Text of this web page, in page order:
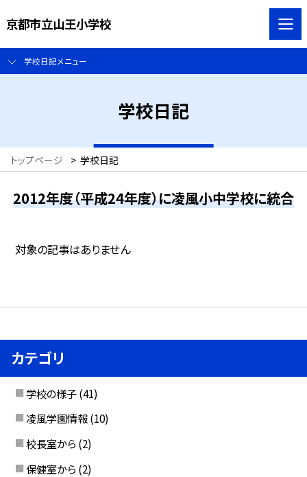
京都市立山王小学校
学校日記メニュー
学校日記
トップページ > 学校日記
2012年度（平成24年度）に凌風小中学校に統合
対象の記事はありません
カテゴリ
学校の様子 (41)
凌風学園情報 (10)
校長室から (2)
保健室から (2)